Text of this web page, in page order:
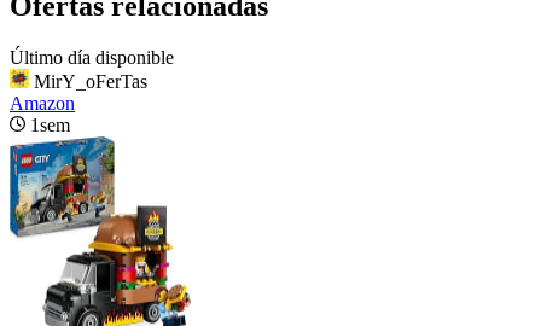
Último día disponible
MirY_oFerTas
Amazon
1sem